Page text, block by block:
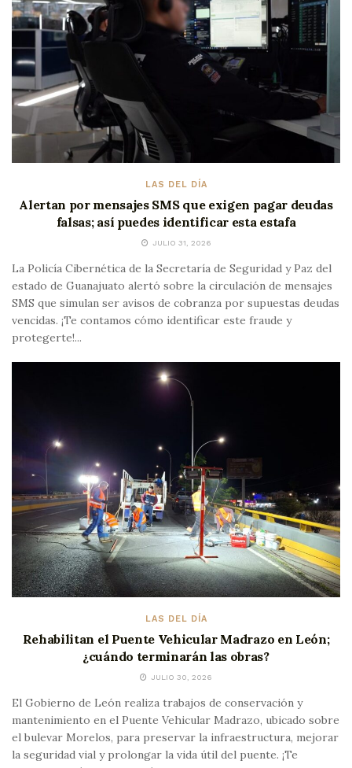
LAS DEL DÍA
Alertan por mensajes SMS que exigen pagar deudas
falsas; así puedes identificar esta estafa
JULIO 31, 2026
La Policía Cibernética de la Secretaría de Seguridad y Paz del
estado de Guanajuato alertó sobre la circulación de mensajes
SMS que simulan ser avisos de cobranza por supuestas deudas
vencidas. ¡Te contamos cómo identificar este fraude y
protegerte!...
LAS DEL DÍA
Rehabilitan el Puente Vehicular Madrazo en León;
¿cuándo terminarán las obras?
JULIO 30, 2026
El Gobierno de León realiza trabajos de conservación y
mantenimiento en el Puente Vehicular Madrazo, ubicado sobre
el bulevar Morelos, para preservar la infraestructura, mejorar
la seguridad vial y prolongar la vida útil del puente. ¡Te